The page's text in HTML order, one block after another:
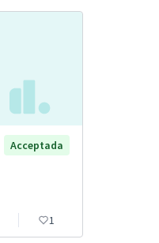
Acceptada
1